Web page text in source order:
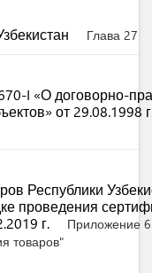
Глава 27
I «О договорно-
от 29.08.1998
Республики
проведения
г.
Приложение
товаров"